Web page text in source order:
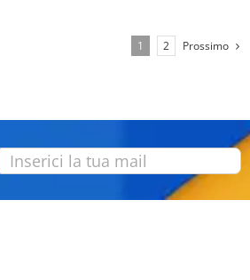
1 2 Prossimo